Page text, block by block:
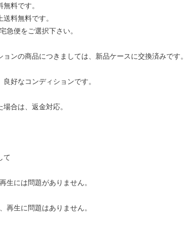
料です。
料無料です。
急便をご選択下さい。
ンの商品につきましては、新品ケースに交換済みです。
好なコンディションです。
合は、返金対応。
て
には問題がありません。
生に問題はありません。